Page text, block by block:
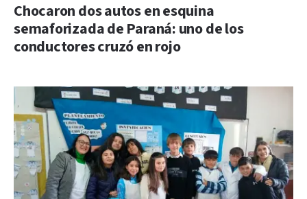
Chocaron dos autos en esquina
semaforizada de Paraná: uno de los
conductores cruzó en rojo